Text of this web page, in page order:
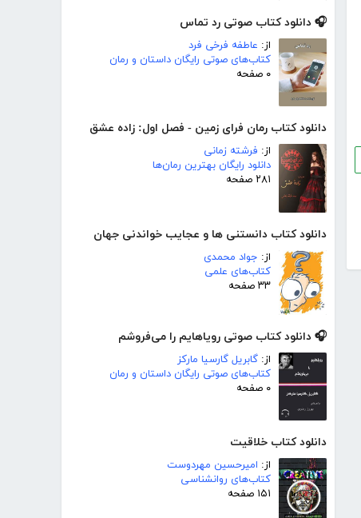
🎧 دانلود کتاب صوتی رد تماس
از: عاطفه فرخی فرد
کتاب‌های صوتی رایگان داستان و رمان
۰ صفحه
دانلود کتاب رمان فرای زمین - فصل اول: زاده عشق
از: فرشته زمانی
دانلود رایگان بهترین رمان‌ها
۲۸۱ صفحه
دانلود کتاب دانستنی ھا و عجایب خواندنی جھان
از: جواد محمدی
کتاب‌های علمی
۳۳ صفحه
🎧 دانلود کتاب صوتی رویاهایم را می‌فروشم
از: گابریل گارسیا مارکز
کتاب‌های صوتی رایگان داستان و رمان
۰ صفحه
دانلود کتاب خلاقیت
از: امیرحسین مهردوست
کتاب‌های روانشناسی
۱۵۱ صفحه